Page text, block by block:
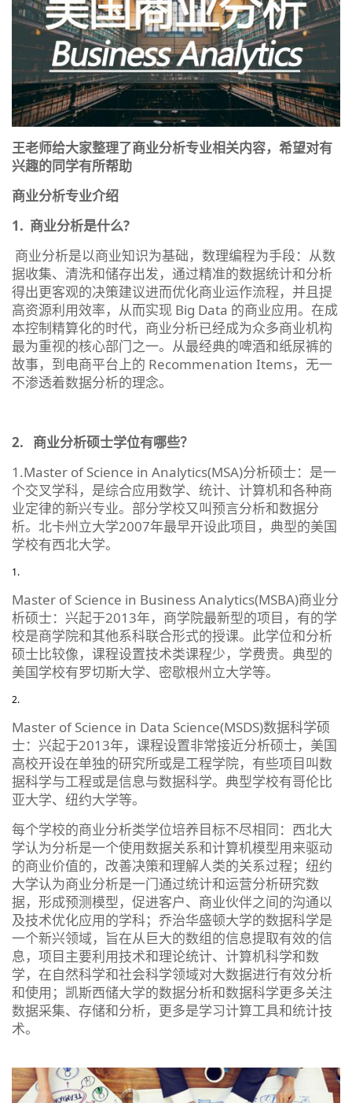
王老师给大家整理了商业分析专业相关内容，希望对有
兴趣的同学有所帮助
商业分析专业介绍
1. 商业分析是什么?
商业分析是以商业知识为基础，数理编程为手段：从数
据收集、清洗和储存出发，通过精准的数据统计和分析
得出更客观的决策建议进而优化商业运作流程，并且提
高资源利用效率，从而实现 Big Data 的商业应用。在成
本控制精算化的时代，商业分析已经成为众多商业机构
最为重视的核心部门之一。从最经典的啤酒和纸尿裤的
故事，到电商平台上的 Recommenation Items，无一
不渗透着数据分析的理念。
2.
商业分析硕士学位有哪些？
1.Master of Science in Analytics(MSA)分析硕士：是一
个交叉学科，是综合应用数学、统计、计算机和各种商
业定律的新兴专业。部分学校又叫预言分析和数据分
析。北卡州立大学2007年最早开设此项目，典型的美国
学校有西北大学。
Master of Science in Business Analytics(MSBA)商业分
析硕士：兴起于2013年，商学院最新型的项目，有的学
校是商学院和其他系科联合形式的授课。此学位和分析
硕士比较像，课程设置技术类课程少，学费贵。典型的
美国学校有罗切斯大学、密歇根州立大学等。
Master of Science in Data Science(MSDS)数据科学硕
士：兴起于2013年，课程设置非常接近分析硕士，美国
高校开设在单独的研究所或是工程学院，有些项目叫数
据科学与工程或是信息与数据科学。典型学校有哥伦比
亚大学、纽约大学等。
每个学校的商业分析类学位培养目标不尽相同：西北大
学认为分析是一个使用数据关系和计算机模型用来驱动
的商业价值的，改善决策和理解人类的关系过程；纽约
大学认为商业分析是一门通过统计和运营分析研究数
据，形成预测模型，促进客户、商业伙伴之间的沟通以
及技术优化应用的学科；乔治华盛顿大学的数据科学是
一个新兴领域，旨在从巨大的数组的信息提取有效的信
息，项目主要利用技术和理论统计、计算机科学和数
学，在自然科学和社会科学领域对大数据进行有效分析
和使用；凯斯西储大学的数据分析和数据科学更多关注
数据采集、存储和分析，更多是学习计算工具和统计技
术。